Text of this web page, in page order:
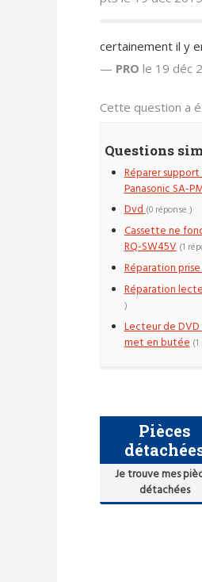
certainement il y
— PRO le 19 déc
Cette question a
Questions
Réparer
Panasonic SA-
Dvd(0 réponse )
Cassette ne
RQ-SW45V (1
Réparation
Réparation
)
Lecteur de
met en butée
Pièces
Je trouve mes
détachées